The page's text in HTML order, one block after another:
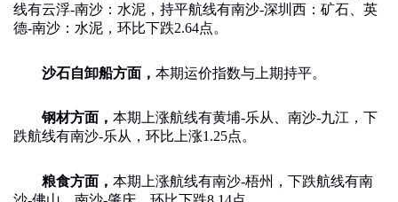
线有云浮-南沙：水泥，持平航线有南沙-深圳西：矿石、英
德-南沙：水泥， 环比下跌2.64点。
沙石自卸船方面， 本期运价指数与上期持平。
钢材方面， 本期 上涨航线有黄埔-乐从、南沙-九江，下
跌航线有南沙-乐从， 环比 上涨1.25点。
粮食方面， 本期 上涨航线有南沙-梧州，下跌航线有南